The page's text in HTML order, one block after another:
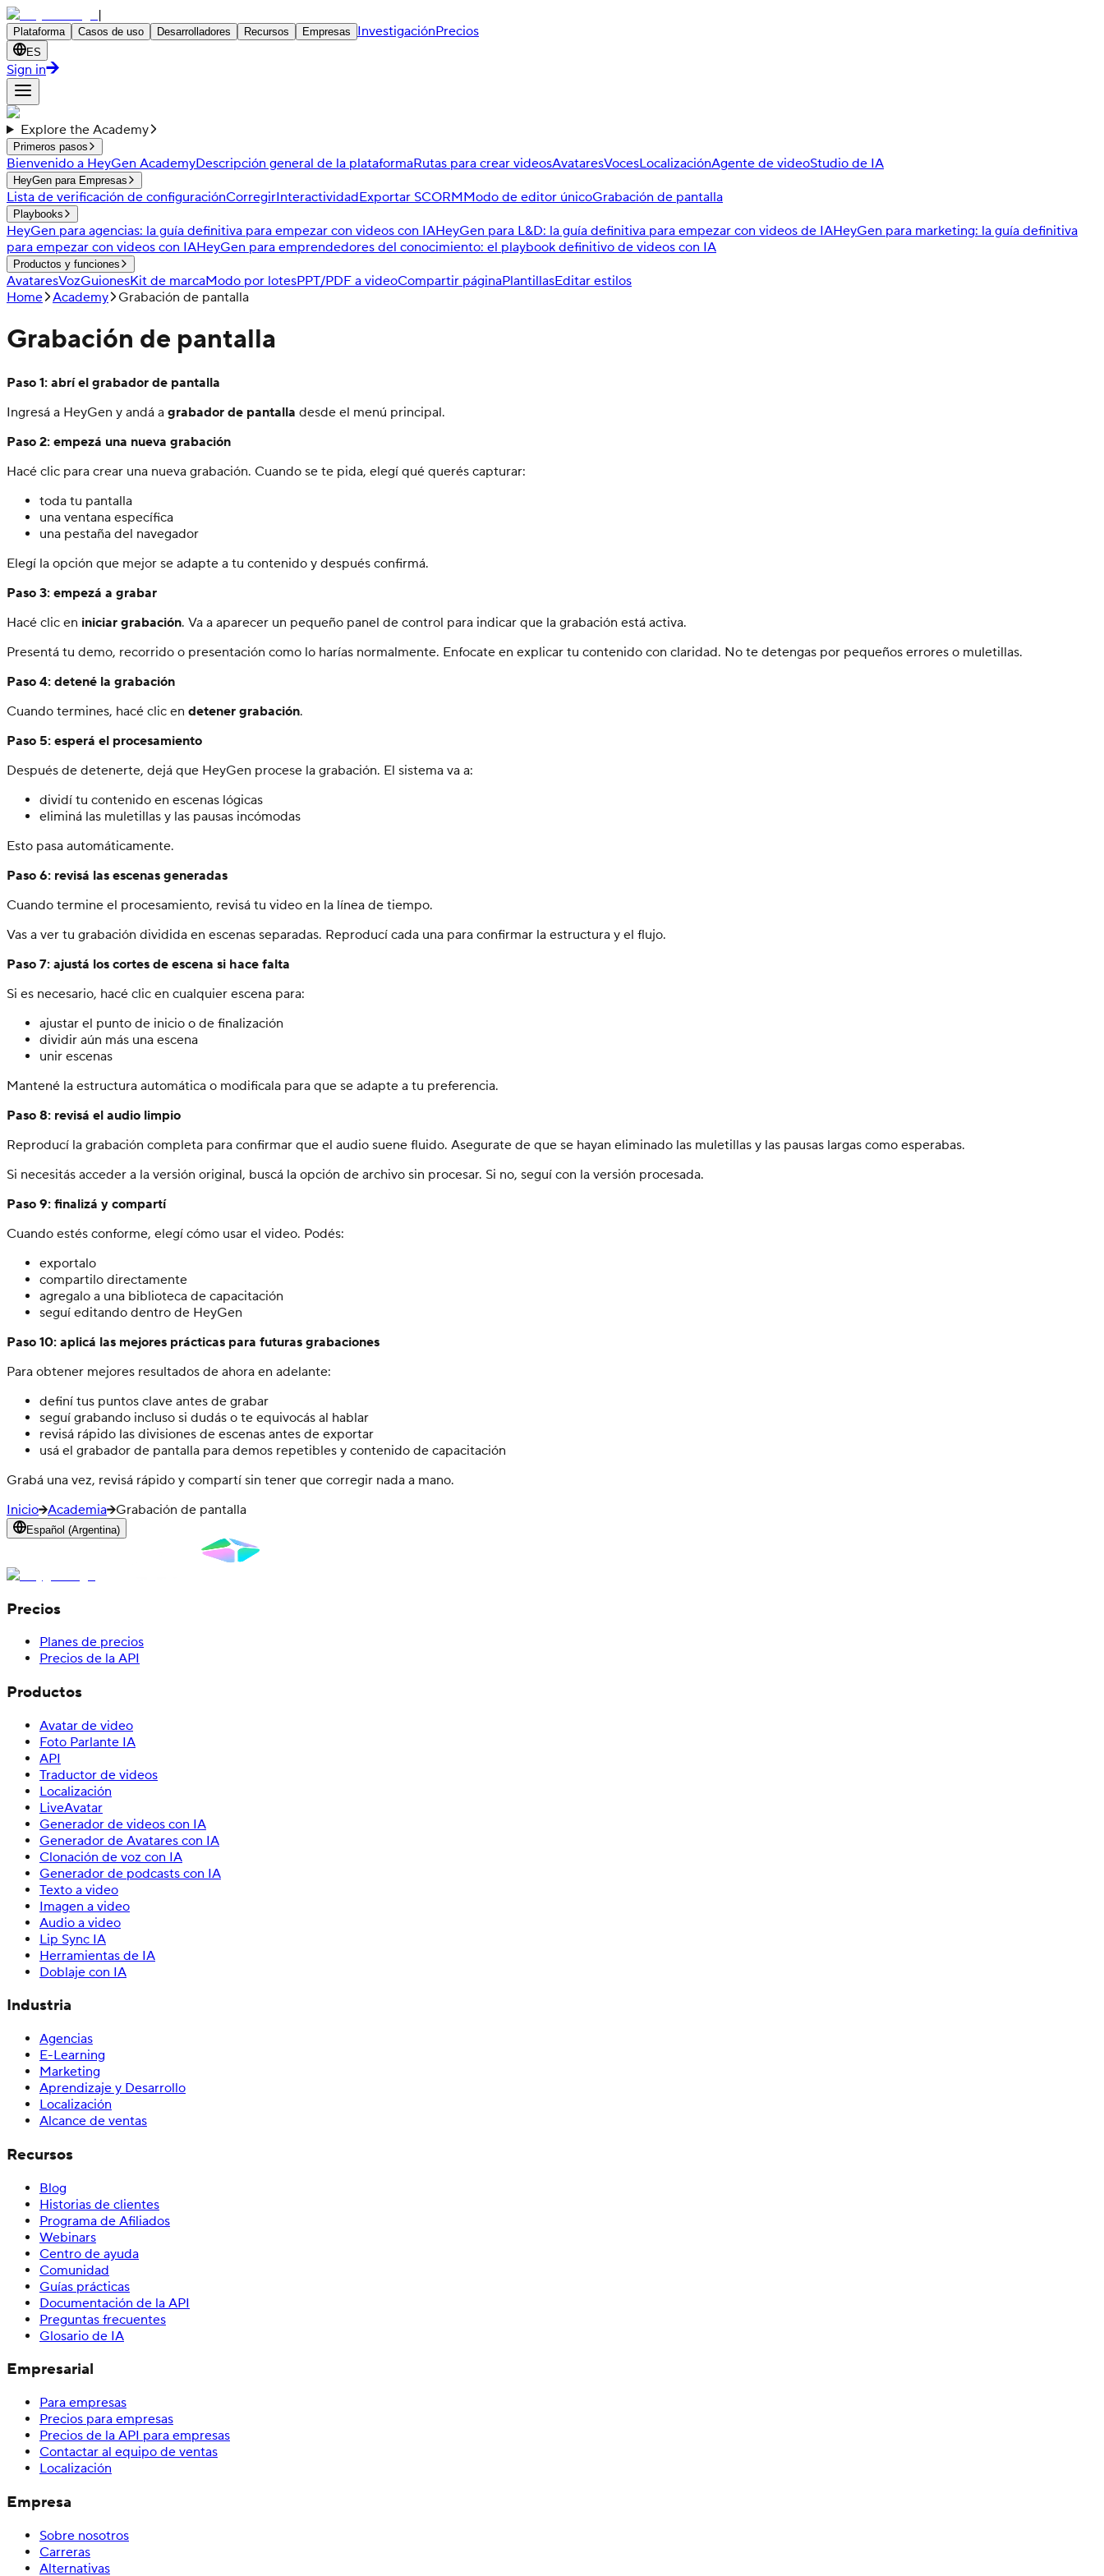
|
Plataforma Casos de uso Desarrolladores Recursos Empresas InvestigaciónPrecios
ES
Sign in
Explore the Academy
Primeros pasos
Bienvenido a HeyGen AcademyDescripción general de la plataformaRutas para crear videosAvataresVocesLocalizaciónAgente de videoStudio de IA
HeyGen para Empresas
Lista de verificación de configuraciónCorregirInteractividadExportar SCORMModo de editor únicoGrabación de pantalla
Playbooks
HeyGen para agencias: la guía definitiva para empezar con videos con IAHeyGen para L&D: la guía definitiva para empezar con videos de IAHeyGen para marketing: la guía definitiva
para empezar con videos con IAHeyGen para emprendedores del conocimiento: el playbook definitivo de videos con IA
Productos y funciones
AvataresVozGuionesKit de marcaModo por lotesPPT/PDF a videoCompartir páginaPlantillasEditar estilos
Home Academy Grabación de pantalla
Grabación de pantalla
Paso 1: abrí el grabador de pantalla
Ingresá a HeyGen y andá a grabador de pantalla desde el menú principal.
Paso 2: empezá una nueva grabación
Hacé clic para crear una nueva grabación. Cuando se te pida, elegí qué querés capturar:
toda tu pantalla
una ventana específica
una pestaña del navegador
Elegí la opción que mejor se adapte a tu contenido y después confirmá.
Paso 3: empezá a grabar
Hacé clic en iniciar grabación. Va a aparecer un pequeño panel de control para indicar que la grabación está activa.
Presentá tu demo, recorrido o presentación como lo harías normalmente. Enfocate en explicar tu contenido con claridad. No te detengas por pequeños errores o muletillas.
Paso 4: detené la grabación
Cuando termines, hacé clic en detener grabación.
Paso 5: esperá el procesamiento
Después de detenerte, dejá que HeyGen procese la grabación. El sistema va a:
dividí tu contenido en escenas lógicas
eliminá las muletillas y las pausas incómodas
Esto pasa automáticamente.
Paso 6: revisá las escenas generadas
Cuando termine el procesamiento, revisá tu video en la línea de tiempo.
Vas a ver tu grabación dividida en escenas separadas. Reproducí cada una para confirmar la estructura y el flujo.
Paso 7: ajustá los cortes de escena si hace falta
Si es necesario, hacé clic en cualquier escena para:
ajustar el punto de inicio o de finalización
dividir aún más una escena
unir escenas
Mantené la estructura automática o modificala para que se adapte a tu preferencia.
Paso 8: revisá el audio limpio
Reproducí la grabación completa para confirmar que el audio suene fluido. Asegurate de que se hayan eliminado las muletillas y las pausas largas como esperabas.
Si necesitás acceder a la versión original, buscá la opción de archivo sin procesar. Si no, seguí con la versión procesada.
Paso 9: finalizá y compartí
Cuando estés conforme, elegí cómo usar el video. Podés:
exportalo
compartilo directamente
agregalo a una biblioteca de capacitación
seguí editando dentro de HeyGen
Paso 10: aplicá las mejores prácticas para futuras grabaciones
Para obtener mejores resultados de ahora en adelante:
definí tus puntos clave antes de grabar
seguí grabando incluso si dudás o te equivocás al hablar
revisá rápido las divisiones de escenas antes de exportar
usá el grabador de pantalla para demos repetibles y contenido de capacitación
Grabá una vez, revisá rápido y compartí sin tener que corregir nada a mano.
Inicio Academia Grabación de pantalla
Español (Argentina)
Precios
Planes de precios
Precios de la API
Productos
Avatar de video
Foto Parlante IA
API
Traductor de videos
Localización
LiveAvatar
Generador de videos con IA
Generador de Avatares con IA
Clonación de voz con IA
Generador de podcasts con IA
Texto a video
Imagen a video
Audio a video
Lip Sync IA
Herramientas de IA
Doblaje con IA
Industria
Agencias
E-Learning
Marketing
Aprendizaje y Desarrollo
Localización
Alcance de ventas
Recursos
Blog
Historias de clientes
Programa de Afiliados
Webinars
Centro de ayuda
Comunidad
Guías prácticas
Documentación de la API
Preguntas frecuentes
Glosario de IA
Empresarial
Para empresas
Precios para empresas
Precios de la API para empresas
Contactar al equipo de ventas
Localización
Empresa
Sobre nosotros
Carreras
Alternativas